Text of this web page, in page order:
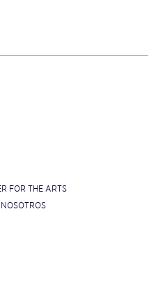
FOR THE ARTS